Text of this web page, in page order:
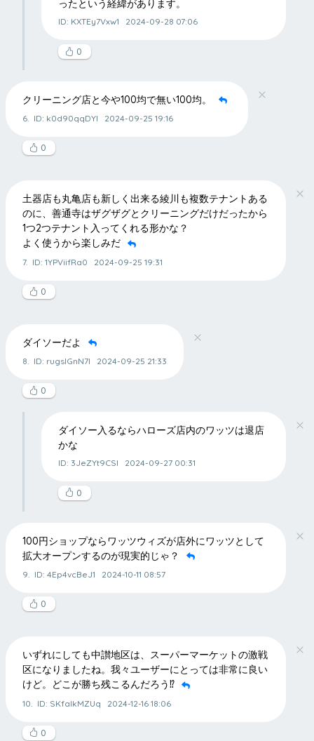
ったという経緯があります。
ID: KXTEy7Vxw1 2024-09-28 07:06
0
クリーニング店と今や100均で無い100均。
6. ID: k0d90qqDYI 2024-09-25 19:16
0
土器店も丸亀店も新しく出来る綾川も複数テナントある
のに、善通寺はザグザグとクリーニングだけだったから
1つ2つテナント入ってくれる形かな？
よく使うから楽しみだ
7. ID: 1YPViifRa0 2024-09-25 19:31
0
ダイソーだよ
8. ID: rugsIGnN7I 2024-09-25 21:33
0
ダイソー入るならハローズ店内のワッツは退店
かな
ID: 3JeZYt9CSI 2024-09-27 00:31
0
100円ショップならワッツウィズが店外にワッツとして
拡大オープンするのが現実的じゃ？
9. ID: 4Ep4vcBeJ1 2024-10-11 08:57
0
いずれにしても中讃地区は、スーパーマーケットの激戦
区になりましたね。我々ユーザーにとっては非常に良い
けど。どこが勝ち残こるんだろう⁉️
10. ID: SKfaIkMZUq 2024-12-16 18:06
0